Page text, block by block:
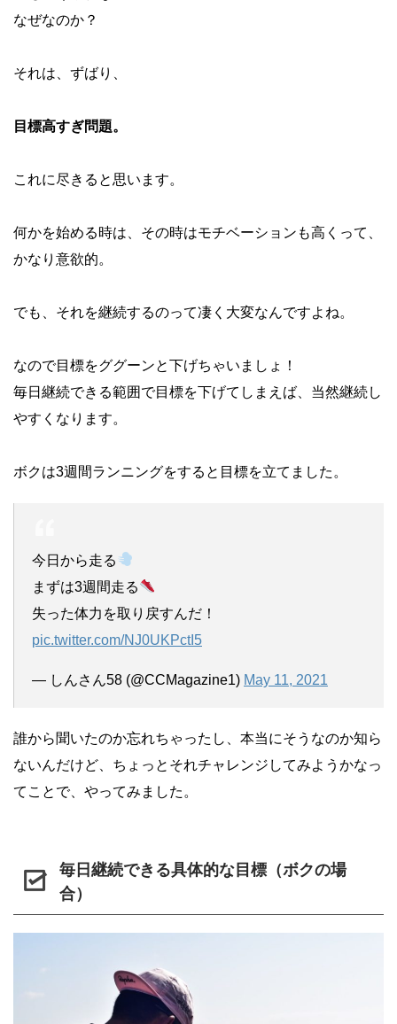
なぜなのか？
それは、ずばり、
目標高すぎ問題。
これに尽きると思います。
何かを始める時は、その時はモチベーションも高くって、
かなり意欲的。
でも、それを継続するのって凄く大変なんですよね。
なので目標をググーンと下げちゃいましょ！
毎日継続できる範囲で目標を下げてしまえば、当然継続し
やすくなります。
ボクは3週間ランニングをすると目標を立てました。
今日から走る
まずは3週間走る
失った体力を取り戻すんだ！
pic.twitter.com/NJ0UKPctI5
— しんさん58 (@CCMagazine1) May 11, 2021
誰から聞いたのか忘れちゃったし、本当にそうなのか知ら
ないんだけど、ちょっとそれチャレンジしてみようかなっ
てことで、やってみました。
毎日継続できる具体的な目標（ボクの場
合）